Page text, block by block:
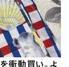
衝動買い。よ